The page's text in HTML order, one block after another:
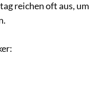
reichen oft aus, um